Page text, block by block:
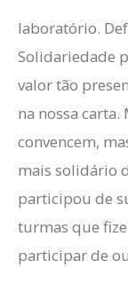
laboratório.
Solidariedade
valor tão
na nossa
convencem,
mais solidário
participou de
turmas que
participar de